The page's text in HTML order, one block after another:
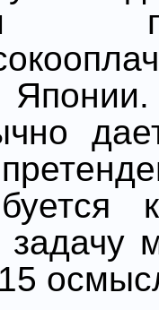
задачу